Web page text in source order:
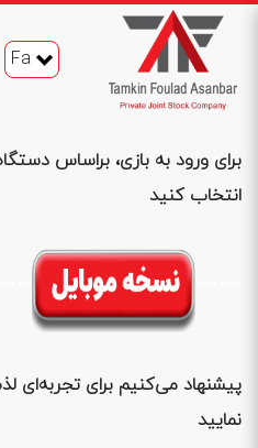
Fa
برای ورود به بازی، براساس
انتخاب کنید
پیشنهاد می‌کنیم برای تجربه‌ای
نمایید